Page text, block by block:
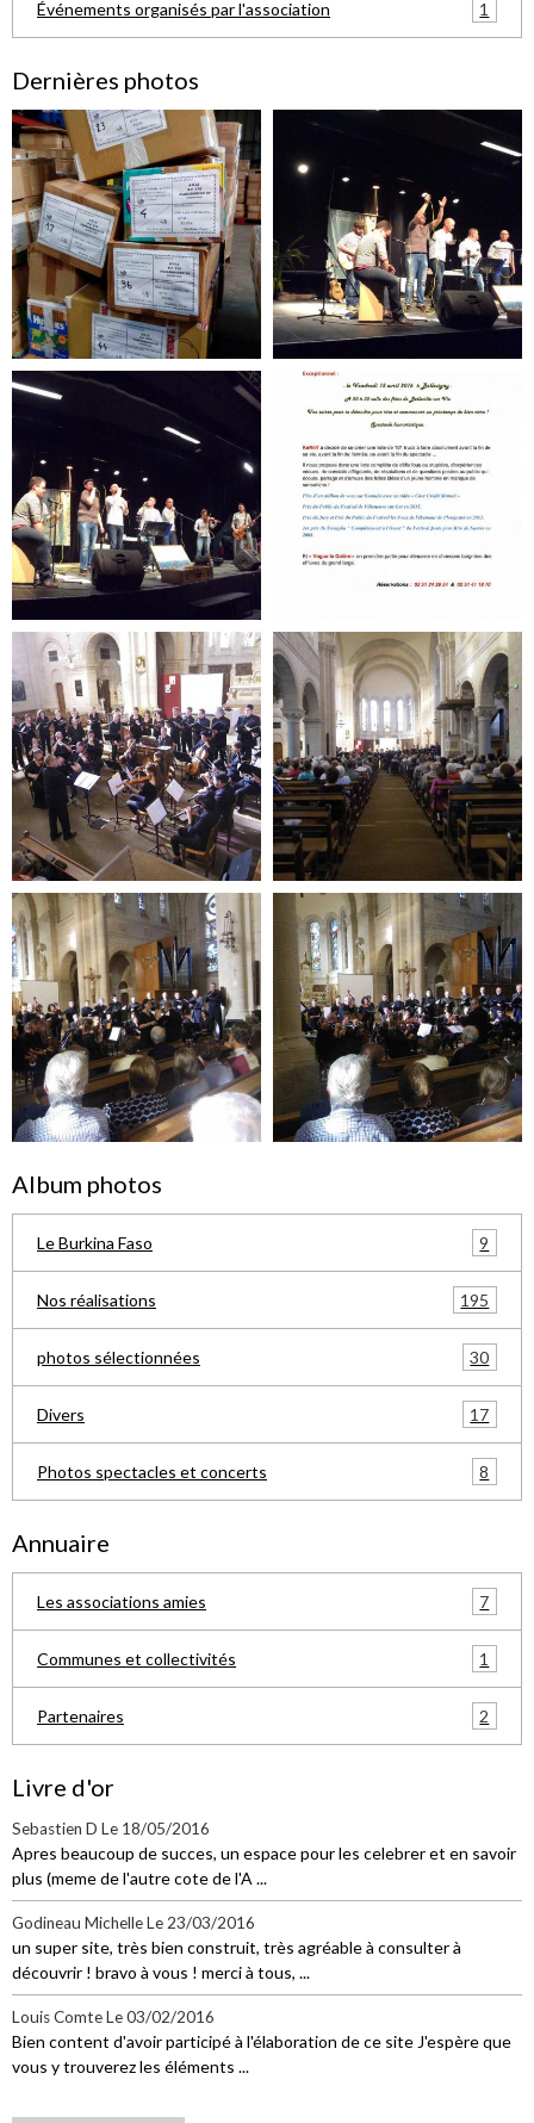
Événements organisés par l'association 1
Dernières photos
Album photos
Le Burkina Faso 9
Nos réalisations 195
photos sélectionnées 30
Divers 17
Photos spectacles et concerts 8
Annuaire
Les associations amies 7
Communes et collectivités 1
Partenaires 2
Livre d'or
Sebastien D Le 18/05/2016
Apres beaucoup de succes, un espace pour les celebrer et en savoir
plus (meme de l'autre cote de l'A ...
Godineau MichelleLe 23/03/2016
un super site, très bien construit, très agréable à consulter à
découvrir ! bravo à vous ! merci à tous, ...
Louis ComteLe 03/02/2016
Bien content d'avoir participé à l'élaboration de ce site J'espère que
vous y trouverez les éléments ...